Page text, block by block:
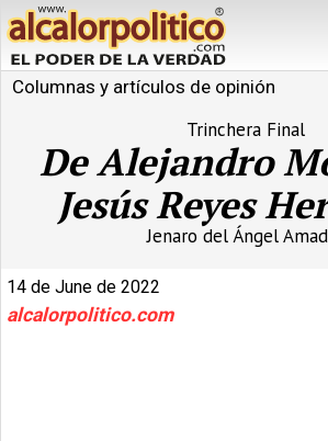
Columnas y artículos de opinión
Trinchera Final
De Alejandro
Jesús Reyes
Jenaro del Ángel
14 de June de 2022
alcalorpolitico.com